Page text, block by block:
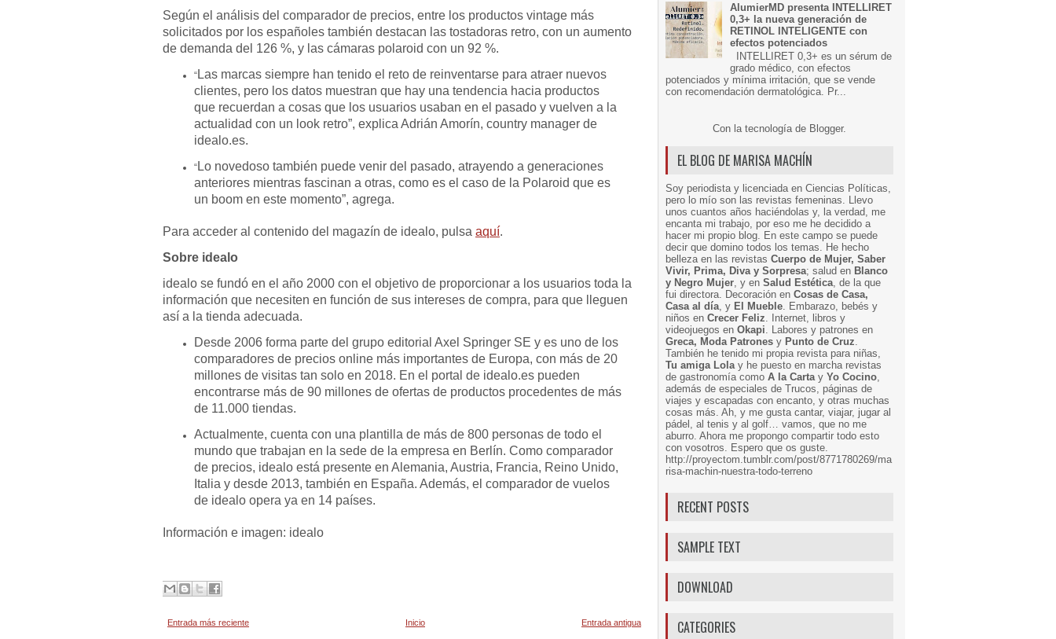
Según el análisis del comparador de precios, entre los productos vintage más
solicitados por los españoles también destacan las tostadoras retro, con un aumento
de demanda del 126 %, y las cámaras polaroid con un 92 %.
“ Las marcas siempre han tenido el reto de reinventarse para atraer nuevos
clientes, pero los datos muestran que hay una tendencia hacia productos
que recuerdan a cosas que los usuarios usaban en el pasado y vuelven a la
actualidad con un look retro”, explica Adrián Amorín, country manager de
idealo.es.
“ Lo novedoso también puede venir del pasado, atrayendo a generaciones
anteriores mientras fascinan a otras, como es el caso de la Polaroid que es
un boom en este momento”, agrega.
Para acceder al contenido del magazín de idealo, pulsa aquí.
Sobre idealo
idealo se fundó en el año 2000 con el objetivo de proporcionar a los usuarios toda la
información que necesiten en función de sus intereses de compra, para que lleguen
así a la tienda adecuada.
Desde 2006 forma parte del grupo editorial Axel Springer SE y es uno de los
comparadores de precios online más importantes de Europa, con más de 20
millones de visitas tan solo en 2018. En el portal de idealo.es pueden
encontrarse más de 90 millones de ofertas de productos procedentes de más
de 11.000 tiendas.
Actualmente, cuenta con una plantilla de más de 800 personas de todo el
mundo que trabajan en la sede de la empresa en Berlín. Como comparador
de precios, idealo está presente en Alemania, Austria, Francia, Reino Unido,
Italia y desde 2013, también en España. Además, el comparador de vuelos
de idealo opera ya en 14 países.
Información e imagen: idealo
Entrada más reciente Entrada antigua
Inicio
AlumierMD presenta INTELLIRET
0,3+ la nueva generación de
RETINOL INTELIGENTE con
efectos potenciados
INTELLIRET 0,3+ es un sérum de
grado médico, con efectos
potenciados y mínima irritación, que se vende
con recomendación dermatológica. Pr...
Con la tecnología de Blogger.
EL BLOG DE MARISA MACHÍN
Soy periodista y licenciada en Ciencias Políticas,
pero lo mío son las revistas femeninas. Llevo
unos cuantos años haciéndolas y, la verdad, me
encanta mi trabajo, por eso me he decidido a
hacer mi propio blog. En este campo se puede
decir que domino todos los temas. He hecho
belleza en las revistas Cuerpo de Mujer, Saber
Vivir, Prima, Diva y Sorpresa; salud en Blanco
y Negro Mujer, y en Salud Estética, de la que
fui directora. Decoración en Cosas de Casa,
Casa al día, y El Mueble. Embarazo, bebés y
niños en Crecer Feliz. Internet, libros y
videojuegos en Okapi. Labores y patrones en
Greca, Moda Patrones y Punto de Cruz.
También he tenido mi propia revista para niñas,
Tu amiga Lolay he puesto en marcha revistas
de gastronomía como A la Cartay Yo Cocino,
además de especiales de Trucos, páginas de
viajes y escapadas con encanto, y otras muchas
cosas más. Ah, y me gusta cantar, viajar, jugar al
pádel, al tenis y al golf… vamos, que no me
aburro. Ahora me propongo compartir todo esto
con vosotros. Espero que os guste.
http://proyectom.tumblr.com/post/8771780269/ma
risa-machin-nuestra-todo-terreno
RECENT POSTS
SAMPLE TEXT
DOWNLOAD
CATEGORIES